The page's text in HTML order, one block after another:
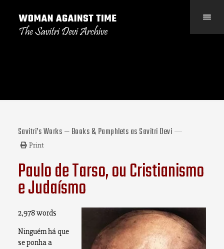
Savitri’s Works — Books & Pamphlets as Savitri Devi
Print
Paulo de Tarso, ou Cristianismo
e Judaísmo
2,978 words
Ninguém há que
se ponha a